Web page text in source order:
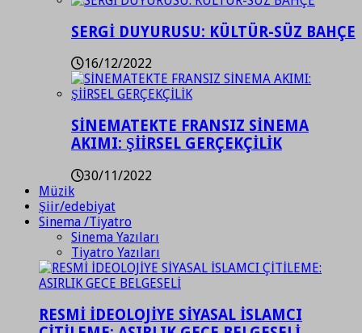
SERGİ DUYURUSU: KÜLTÜR-SÜZ BAHÇE
16/12/2022
SİNEMATEKTE FRANSIZ SİNEMA
AKIMI: ŞİİRSEL GERÇEKÇİLİK
30/11/2022
Müzik
Şiir/edebiyat
Sinema /Tiyatro
Sinema Yazıları
Tiyatro Yazıları
RESMİ İDEOLOJİYE SİYASAL İSLAMCI